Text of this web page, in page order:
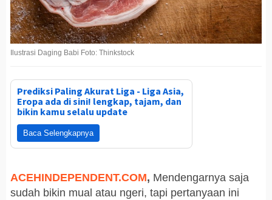
Ilustrasi Daging Babi Foto: Thinkstock
Prediksi Paling Akurat Liga - Liga Asia,
Eropa ada di sini! lengkap, tajam, dan
bikin kamu selalu update
Baca Selengkapnya
ACEHINDEPENDENT.COM, Mendengarnya saja
sudah bikin mual atau ngeri, tapi pertanyaan ini